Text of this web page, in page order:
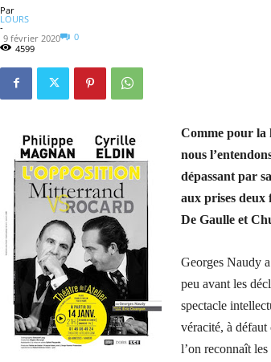
Par
LOURS
-
9 février 2020
0
4599
Comme pour la
nous
dépassant par
aux prises deux
De Gaulle et
Georges Naudy
peu avant les
spectacle
véracité, à
l’on reconnaît